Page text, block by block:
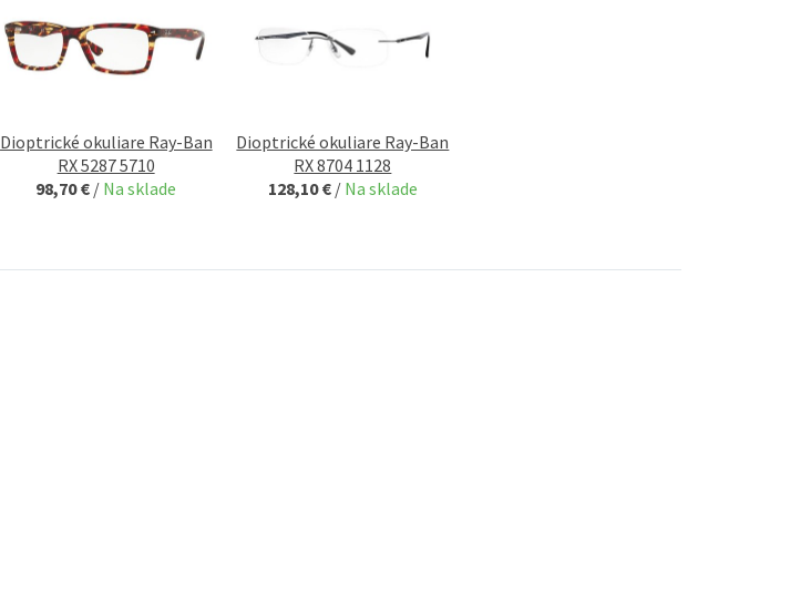
Dioptrické okuliare Ray-Ban
RX 5287 5710
98,70 € / Na sklade
Dioptrické okuliare Ray-Ban
RX 8704 1128
128,10 € / Na sklade